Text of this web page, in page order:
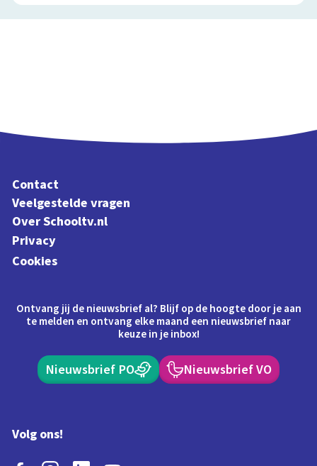
Contact
Veelgestelde vragen
Over Schooltv.nl
Privacy
Cookies
Ontvang jij de nieuwsbrief al? Blijf op de hoogte door je aan
te melden en ontvang elke maand een nieuwsbrief naar
keuze in je inbox!
Nieuwsbrief PO Nieuwsbrief VO
Volg ons!